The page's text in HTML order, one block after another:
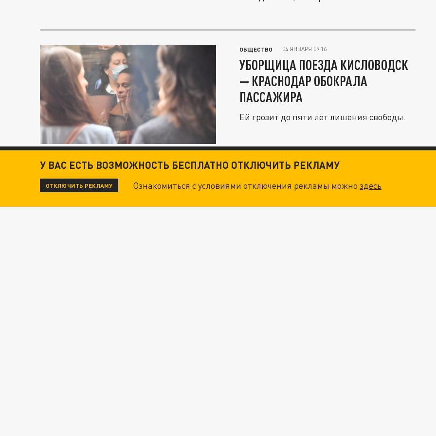
ОБЩЕСТВО 04 ЯНВАРЯ 09:16
УБОРЩИЦА ПОЕЗДА КИСЛОВОДСК
— КРАСНОДАР ОБОКРАЛА
ПАССАЖИРА
Ей грозит до пяти лет лишения свободы.
У ВАС ЕСТЬ ВОЗМОЖНОСТЬ БЕСПЛАТНО ОТКЛЮЧИТЬ РЕКЛАМУ
ОТКЛЮЧИТЬ РЕКЛАМУ Ознакомиться с условиями отключения рекламы можноздесь